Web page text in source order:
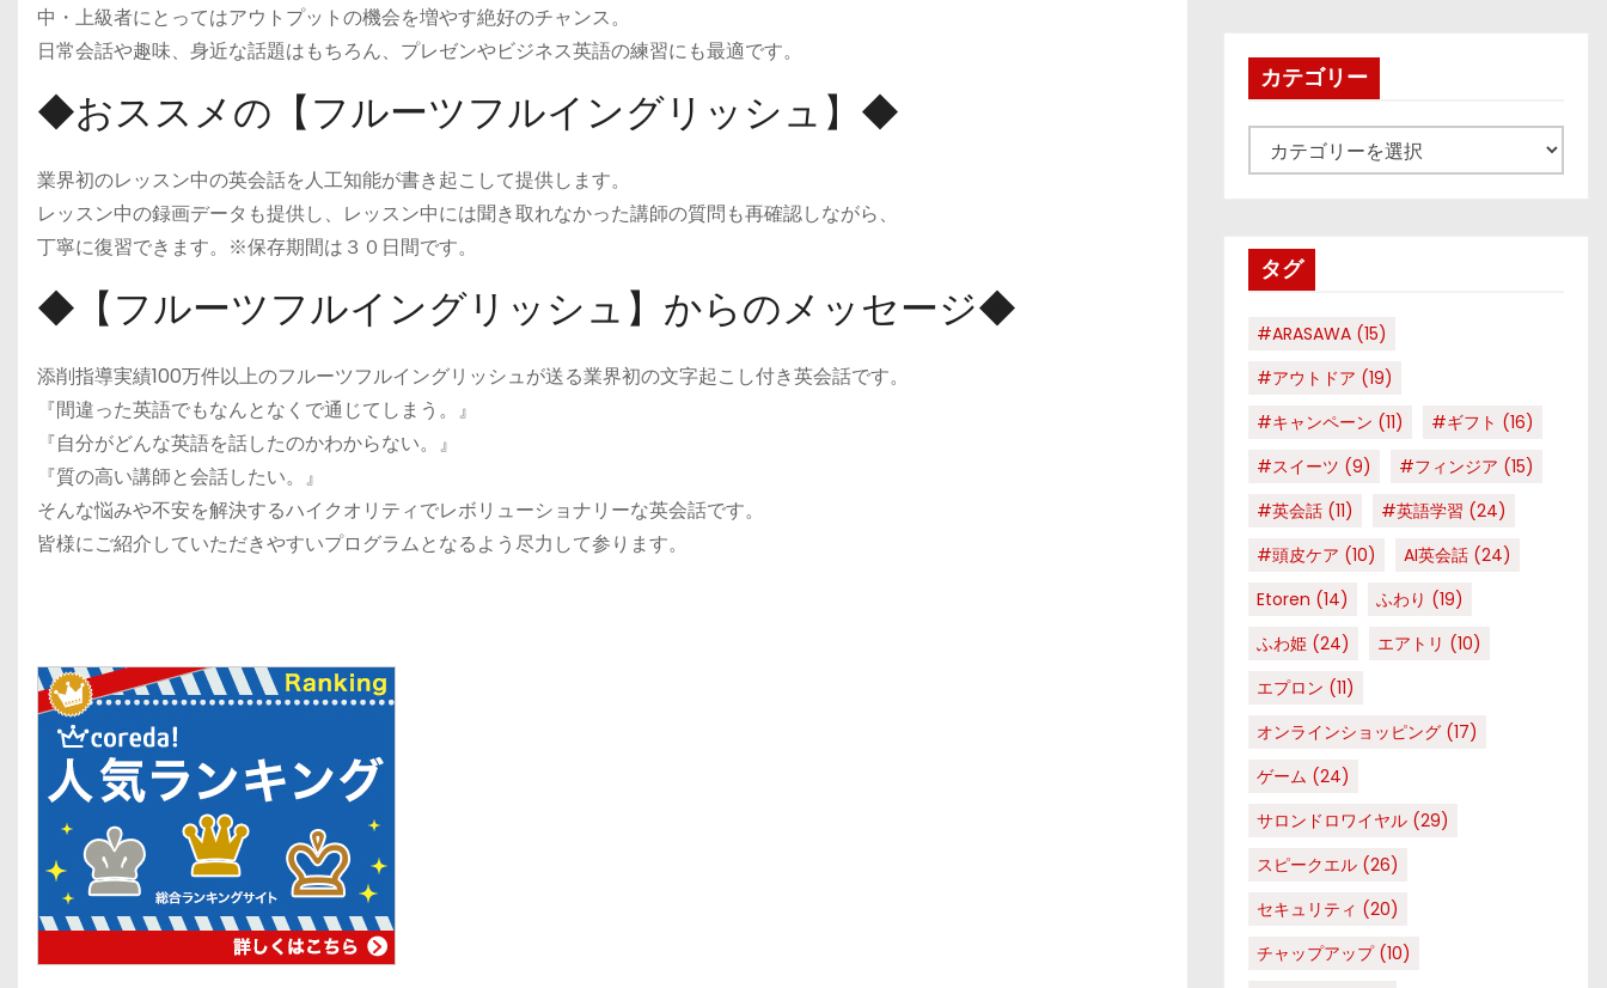
中・上級者にとってはアウトプットの機会を増やす絶好のチャンス。
日常会話や趣味、身近な話題はもちろん、プレゼンやビジネス英語の練習にも最適です。
◆おススメの【フルーツフルイングリッシュ】◆
業界初のレッスン中の英会話を人工知能が書き起こして提供します。
レッスン中の録画データも提供し、レッスン中には聞き取れなかった講師の質問も再確認しながら、
丁寧に復習できます。※保存期間は３０日間です。
◆【フルーツフルイングリッシュ】からのメッセージ◆
添削指導実績100万件以上のフルーツフルイングリッシュが送る業界初の文字起こし付き英会話です。
『間違った英語でもなんとなくで通じてしまう。』
『自分がどんな英語を話したのかわからない。』
『質の高い講師と会話したい。』
そんな悩みや不安を解決するハイクオリティでレボリューショナリーな英会話です。
皆様にご紹介していただきやすいプログラムとなるよう尽力して参ります。
カテゴリー
テ
ータグ
#ARASAWA (15)
#アウトドア (19)
#キャンペーン (11) #ギフト (16)
#スイーツ (9) #フィンジア (15)
#英会話 (11) #英語学習 (24)
#頭皮ケア (10) AI英会話 (24)
Etoren (14) ふわり (19)
ふわ姫 (24) エアトリ (10)
エプロン (11)
オンラインショッピング (17)
ゲーム (24)
サロンドロワイヤル (29)
スピークエル (26)
セキュリティ (20)
チャップアップ(10)